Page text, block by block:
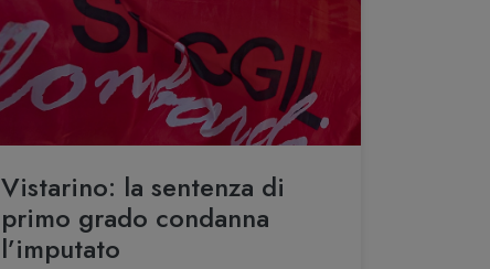
Vistarino: la sentenza di
primo grado condanna
l’imputato